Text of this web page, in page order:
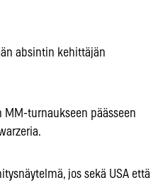
absintin kehittäjän
turnaukseen päässeen
jos sekä USA että